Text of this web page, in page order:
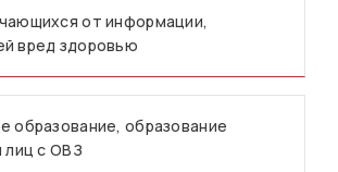
от информации,
вред здоровью
образование, образование
лиц с ОВЗ